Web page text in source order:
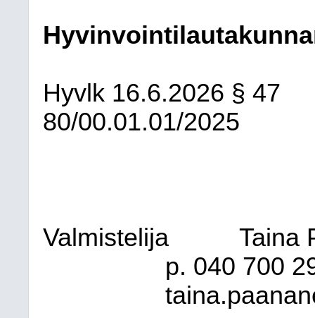
Hyvlk 16.6.2026 § 47
80/00.01.01/2025
Valmistelija
Taina
p. 040 700